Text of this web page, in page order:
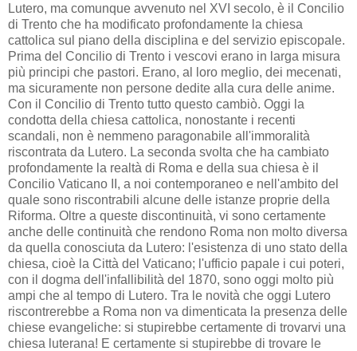
Lutero, ma comunque avvenuto nel XVI secolo, è il Concilio
di Trento che ha modificato profondamente la chiesa
cattolica sul piano della disciplina e del servizio episcopale.
Prima del Concilio di Trento i vescovi erano in larga misura
più principi che pastori. Erano, al loro meglio, dei mecenati,
ma sicuramente non persone dedite alla cura delle anime.
Con il Concilio di Trento tutto questo cambiò. Oggi la
condotta della chiesa cattolica, nonostante i recenti
scandali, non è nemmeno paragonabile all'immoralità
riscontrata da Lutero. La seconda svolta che ha cambiato
profondamente la realtà di Roma e della sua chiesa è il
Concilio Vaticano II, a noi contemporaneo e nell'ambito del
quale sono riscontrabili alcune delle istanze proprie della
Riforma. Oltre a queste discontinuità, vi sono certamente
anche delle continuità che rendono Roma non molto diversa
da quella conosciuta da Lutero: l'esistenza di uno stato della
chiesa, cioè la Città del Vaticano; l'ufficio papale i cui poteri,
con il dogma dell'infallibilità del 1870, sono oggi molto più
ampi che al tempo di Lutero. Tra le novità che oggi Lutero
riscontrerebbe a Roma non va dimenticata la presenza delle
chiese evangeliche: si stupirebbe certamente di trovarvi una
chiesa luterana! E certamente si stupirebbe di trovare le